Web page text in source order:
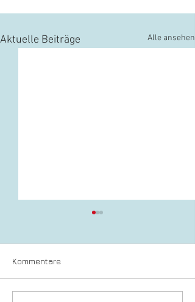
Aktuelle Beiträge Alle ansehen
Kommentare